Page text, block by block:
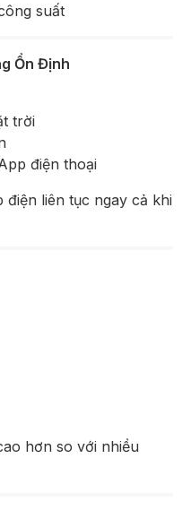
suất
Ổn Định
trời
điện thoại
liên tục ngay cả khi
hơn so với nhiều